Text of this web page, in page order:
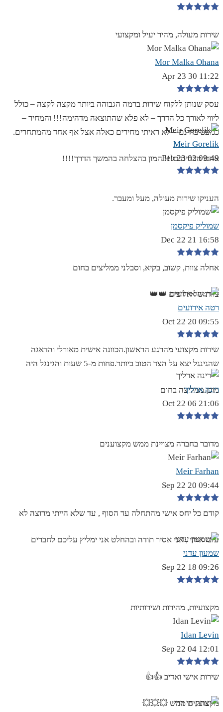
שירות מעולה, מהיר יעיל ומקצועי
Mor Malka Ohana
11:22 30 Apr 23
עסק שנותן ללקוח שירות ברמה הגבוהה ביותר מקצה לקצה – כולל
ליווי לאורך כל הדרך – לא פלא שהתוצאה מדהימה!!! והמחיר –
כמעט בחינם – לא ראיתי מחירים כאלה אצל אף אחד מהמתחרים.
אתם מדהימים!!! המון בהצלחה בהמשך הדרך!!!!
Meir Gorelik
09:49 02 Feb 23
העניקו שירות מעולה, מעל ומעבר.
שמוליק פיקסמן
16:58 21 Dec 22
אחלה צוות, קשוב, בקיא, וסבלני ממליצים בחום
צוות של אלופים 👑👑
רטה אירועים
09:55 20 Oct 22
שירות מקצועי מהרגע הראשון.הכוונה אישית מאורלי והדאגה
שהגינגל יצא על הצד הטוב ביותר.פחות מ-5 שעות והגינגל היה
מוכן.ממליצה בחום
רינה ארליך
21:06 06 Oct 22
מדובר בחברה מצויינת ממש מקצוענים
Meir Farhan
09:44 20 Sep 22
קודם כל יחס אישי מהתחלה עד הסוף , עד שלא הייתי מרוצה לא
עזבו אותי , אני אסיר תודה ובהחלט אני ימליץ עליכם לחברים
שמעון עדני
09:26 18 Sep 22
מקצועיות, מהירות ושירותיות
Idan Levin
12:01 04 Sep 22
שירות אישי ואדיב 👍👍
מקצוענים ממש 💥💥💥